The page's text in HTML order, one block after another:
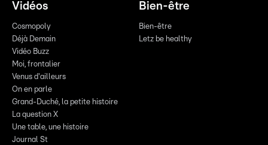
Vidéos
Cosmopoly
Déjà Demain
Vidéo Buzz
Moi, frontalier
Venus d'ailleurs
On en parle
Grand-Duché, la petite histoire
La question X
Une table, une histoire
Journal St
Bien-être
Bien-être
Letz be healthy